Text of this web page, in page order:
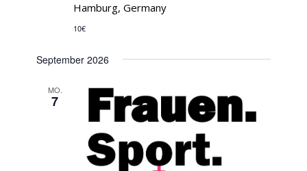
Hamburg, Germany
10€
September 2026
MO.
7